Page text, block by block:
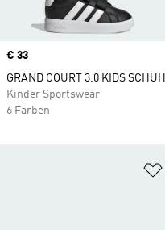
Price
€ 33
GRAND COURT 3.0 KIDS SCHUH
Kinder Sportswear
6 Farben